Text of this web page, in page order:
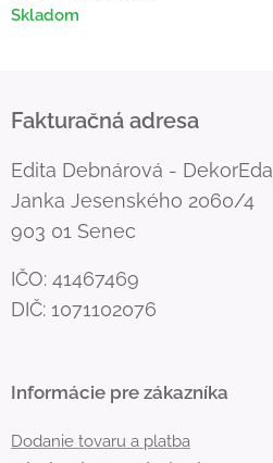
Skladom
Fakturačná adresa
Edita Debnárová - DekorEda
Janka Jesenského 2060/4
903 01 Senec
IČO: 41467469
DIČ: 1071102076
Informácie pre zákazníka
Dodanie tovaru a platba